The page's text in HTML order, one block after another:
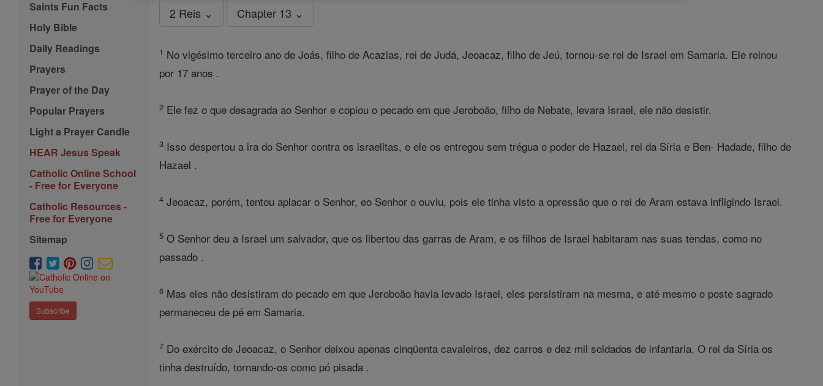
Saints Fun Facts
Holy Bible
Daily Readings
Prayers
Prayer of the Day
Popular Prayers
Light a Prayer Candle
HEAR Jesus Speak
Catholic Online School
- Free for Everyone
Catholic Resources -
Free for Everyone
Sitemap
Subscribe
2 Reis ⌄ Chapter 13 ⌄
1 No vigésimo terceiro ano de Joás, filho de Acazias, rei de Judá, Jeoacaz, filho de Jeú, tornou-se rei de Israel em Samaria. Ele reinou
por 17 anos .
2 Ele fez o que desagrada ao Senhor e copiou o pecado em que Jeroboão, filho de Nebate, levara Israel, ele não desistir.
3 Isso despertou a ira do Senhor contra os israelitas, e ele os entregou sem trégua o poder de Hazael, rei da Síria e Ben- Hadade, filho de
Hazael .
4 Jeoacaz, porém, tentou aplacar o Senhor, eo Senhor o ouviu, pois ele tinha visto a opressão que o rei de Aram estava infligindo Israel.
5 O Senhor deu a Israel um salvador, que os libertou das garras de Aram, e os filhos de Israel habitaram nas suas tendas, como no
passado .
6 Mas eles não desistiram do pecado em que Jeroboão havia levado Israel, eles persistiram na mesma, e até mesmo o poste sagrado
permaneceu de pé em Samaria.
7 Do exército de Jeoacaz, o Senhor deixou apenas cinqüenta cavaleiros, dez carros e dez mil soldados de infantaria. O rei da Síria os
tinha destruído, tornando-os como pó pisada .